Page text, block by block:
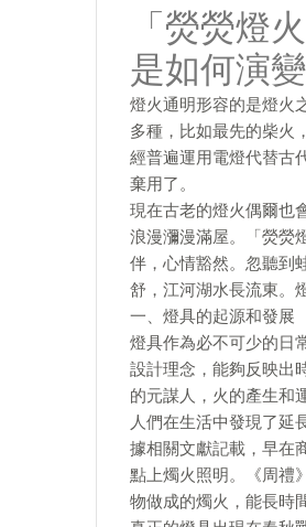
「熒熒燈
是如何演
燈火通明形容的是燈火
多種，比如最先的柴火
經普遍運用電燈代替古
棄用了。
現在古老的燈火偶爾也
浪漫瀰漫滿屋。「熒熒
伴，心情豁然。忽聽到
舒，江河湖水長流東。
一、燈具的起源和發展
燈具作為必不可少的日
設計理念，能夠反映出
的元謀人，火的產生和
人們在生活中發現了延
據相關文獻記載，早在
點上燭火照明。《周禮
物做成的燭火，能長時